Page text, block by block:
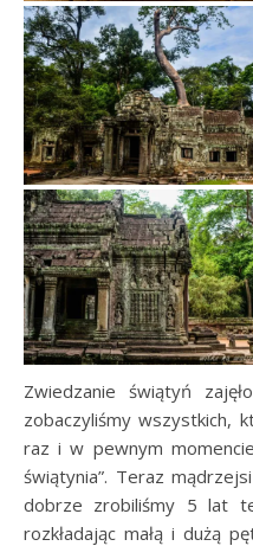
Zwiedzanie świątyń
zobaczyliśmy wszystkich,
raz i w pewnym
świątynia”. Teraz
dobrze zrobiliśmy 5 lat
rozkładając małą i dużą